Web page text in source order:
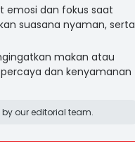
emosi dan fokus saat
suasana nyaman, serta
makan atau
dan kenyamanan
our editorial team.